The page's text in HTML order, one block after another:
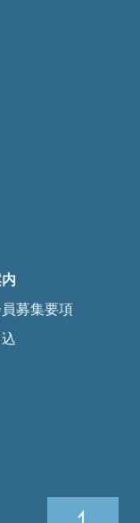
募集要項